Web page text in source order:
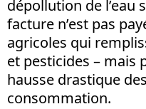
dépollution de l’eau
facture n’est pas
agricoles qui
et pesticides – mais
hausse drastique
consommation.